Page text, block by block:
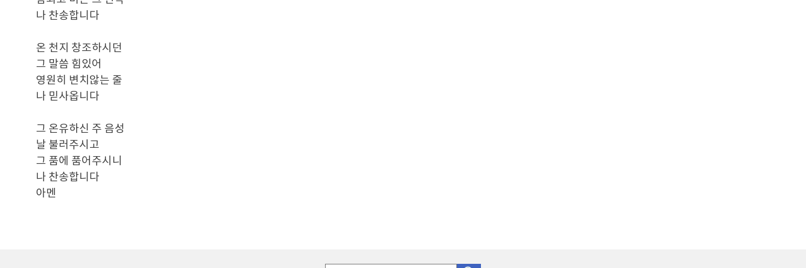
나 찬송합니다
온 천지 창조하시던
그 말씀 힘있어
영원히 변치않는 줄
나 믿사옵니다
그 온유하신 주 음성
날 불러주시고
그 품에 품어주시니
나 찬송합니다
아멘